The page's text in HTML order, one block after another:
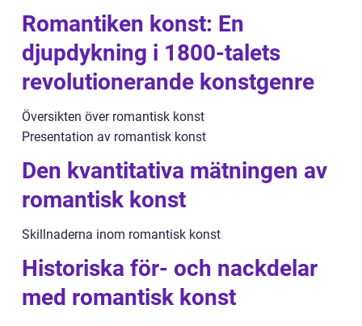
Romantiken konst: En
djupdykning i 1800-talets
revolutionerande konstgenre
Översikten över romantisk konst
Presentation av romantisk konst
Den kvantitativa mätningen av
romantisk konst
Skillnaderna inom romantisk konst
Historiska för- och nackdelar
med romantisk konst